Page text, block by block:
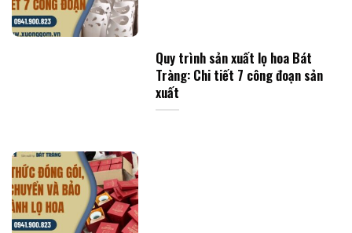
Quy trình sản xuất lọ hoa Bát
Tràng: Chi tiết 7 công đoạn sản
xuất